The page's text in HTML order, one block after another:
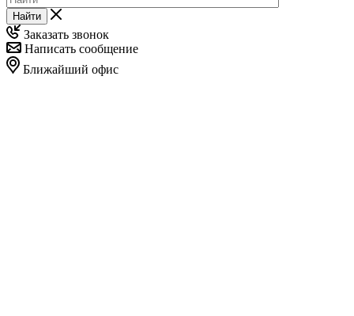
Найти
Заказать звонок
Написать сообщение
Ближайший офис